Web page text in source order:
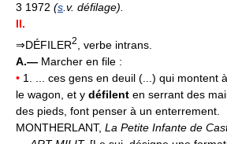
3 1972 (s.v. défilage).
II.
⇒DÉFILER2
, verbe intrans.
A.— Marcher en file :
• 1. ... ces gens en deuil (...) qui montent
le wagon, et y défilent en serrant des
des pieds, font penser à un enterrement.
MONTHERLANT, La Petite Infante de